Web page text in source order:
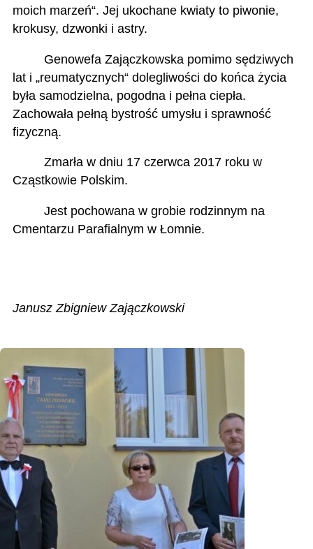
moich marzeń“. Jej ukochane kwiaty to piwonie,
krokusy, dzwonki i astry.
Genowefa Zajączkowska pomimo sędziwych
lat i „reumatycznych“ dolegliwości do końca życia
była samodzielna, pogodna i pełna ciepła.
Zachowała pełną bystrość umysłu i sprawność
fizyczną.
Zmarła w dniu 17 czerwca 2017 roku w
Cząstkowie Polskim.
Jest pochowana w grobie rodzinnym na
Cmentarzu Parafialnym w Łomnie.
Janusz Zbigniew Zajączkowski